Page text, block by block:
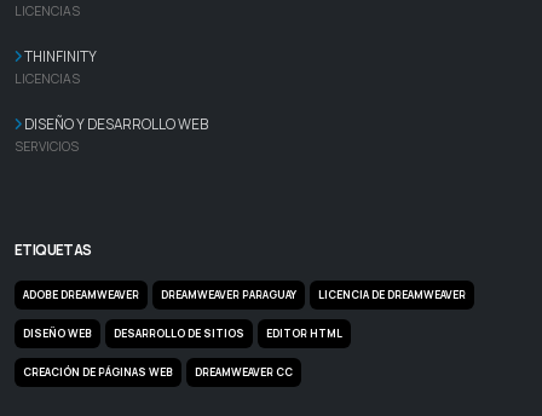
LICENCIAS
THINFINITY
LICENCIAS
DISEÑO Y DESARROLLO WEB
SERVICIOS
ETIQUETAS
ADOBE DREAMWEAVER DREAMWEAVER PARAGUAY LICENCIA DE DREAMWEAVER
DISEÑO WEB DESARROLLO DE SITIOS EDITOR HTML
CREACIÓN DE PÁGINAS WEB DREAMWEAVER CC